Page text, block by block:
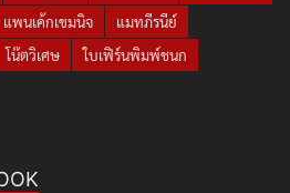
แพนเค้กเขมนิจ
แมทภีรนีย์
โน๊ตวิเศษ
ใบเฟิร์นพิมพ์ชนก